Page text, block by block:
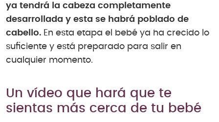
ya tendrá la cabeza completamente
desarrollada y esta se habrá poblado de
cabello. En esta etapa el bebé ya ha crecido lo
suficiente y está preparado para salir en
cualquier momento.
Un vídeo que hará que te
sientas más cerca de tu bebé